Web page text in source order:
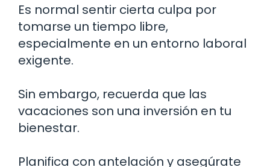
Es normal sentir cierta culpa por
tomarse un tiempo libre,
especialmente en un entorno laboral
exigente.
Sin embargo, recuerda que las
vacaciones son una inversión en tu
bienestar.
Planifica con antelación y asegúrate